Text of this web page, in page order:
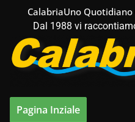
contenuto
CalabriaUno
Dal 1988 vi
Pagina Inziale